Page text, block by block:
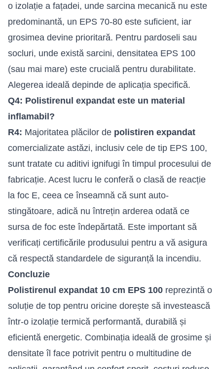
o izolație a fațadei, unde sarcina mecanică nu este
predominantă, un EPS 70-80 este suficient, iar
grosimea devine prioritară. Pentru pardoseli sau
socluri, unde există sarcini, densitatea EPS 100
(sau mai mare) este crucială pentru durabilitate.
Alegerea ideală depinde de aplicația specifică.
Q4: Polistirenul expandat este un material
inflamabil?
R4: Majoritatea plăcilor de polistiren expandat
comercializate astăzi, inclusiv cele de tip EPS 100,
sunt tratate cu aditivi ignifugi în timpul procesului de
fabricație. Acest lucru le conferă o clasă de reacție
la foc E, ceea ce înseamnă că sunt auto-
stingătoare, adică nu întrețin arderea odată ce
sursa de foc este îndepărtată. Este important să
verificați certificările produsului pentru a vă asigura
că respectă standardele de siguranță la incendiu.
Concluzie
Polistirenul expandat 10 cm EPS 100 reprezintă o
soluție de top pentru oricine dorește să investească
într-o izolație termică performantă, durabilă și
eficientă energetic. Combinația ideală de grosime și
densitate îl face potrivit pentru o multitudine de